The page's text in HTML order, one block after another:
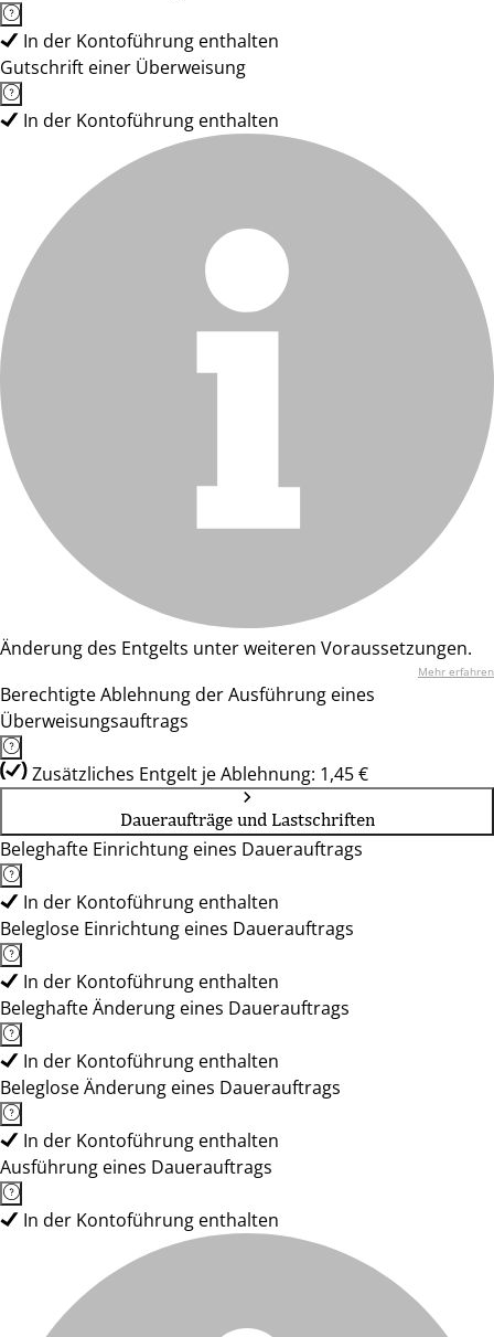
In der Kontoführung enthalten
Gutschrift einer Überweisung
In der Kontoführung enthalten
Änderung des Entgelts unter weiteren Voraussetzungen.
Mehr erfahren
Berechtigte Ablehnung der Ausführung eines
Überweisungsauftrags
Zusätzliches Entgelt je Ablehnung: 1,45 €
Daueraufträge und Lastschriften
Beleghafte Einrichtung eines Dauerauftrags
In der Kontoführung enthalten
Beleglose Einrichtung eines Dauerauftrags
In der Kontoführung enthalten
Beleghafte Änderung eines Dauerauftrags
In der Kontoführung enthalten
Beleglose Änderung eines Dauerauftrags
In der Kontoführung enthalten
Ausführung eines Dauerauftrags
In der Kontoführung enthalten